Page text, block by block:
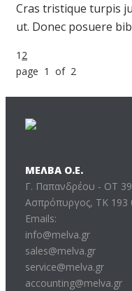
Cras tristique turpis
ut. Donec posuere
1 2
page 1 of 2
ΜΕΛΒΑ Ο.Ε.
Γ. Παπανδρέου - ΟΤ
Ασπρόπυργος, ΤΚ 193
Emails:
info@melva.gr
sales@melva.gr
service@melva.gr
accounting@melva.gr